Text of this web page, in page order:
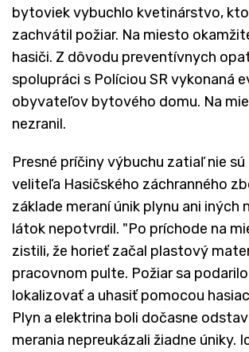
bytoviek vybuchlo kvetinárstvo,
zachvátil požiar. Na miesto
hasiči. Z dôvodu preventívnych
spolupráci s Políciou SR vykonaná
obyvateľov bytového domu. Na
nezranil.
Presné príčiny výbuchu zatiaľ nie
veliteľa Hasičského záchranného
základe meraní únik plynu ani iných
látok nepotvrdil. "Po príchode na
zistili, že horieť začal plastový
pracovnom pulte. Požiar sa
lokalizovať a uhasiť pomocou
Plyn a elektrina boli dočasne
merania nepreukázali žiadne úniky.